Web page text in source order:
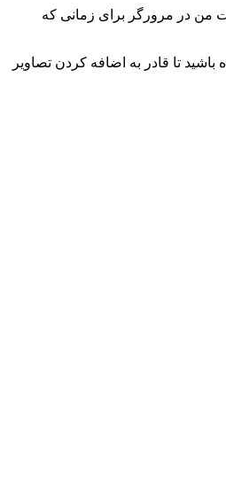
من در مرورگر برای زمانی که
تا قادر به اضافه کردن تصاویر